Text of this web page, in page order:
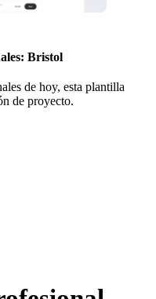
Bristol
de hoy, esta plantilla
de proyecto.